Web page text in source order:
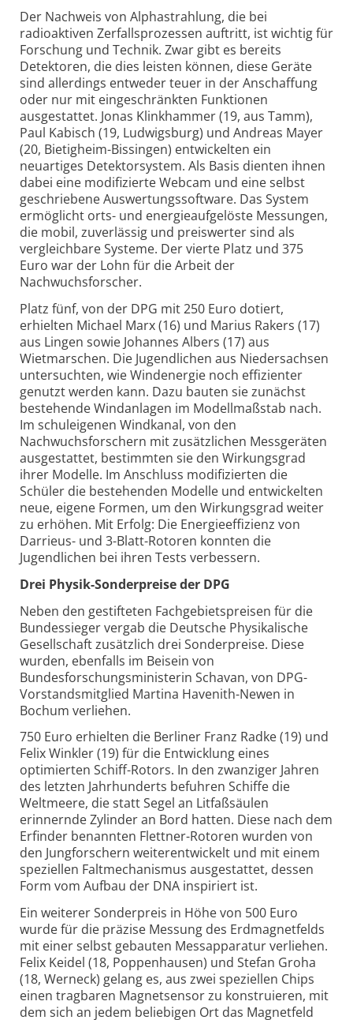
Der Nachweis von Alphastrahlung, die bei
radioaktiven Zerfallsprozessen auftritt, ist wichtig für
Forschung und Technik. Zwar gibt es bereits
Detektoren, die dies leisten können, diese Geräte
sind allerdings entweder teuer in der Anschaffung
oder nur mit eingeschränkten Funktionen
ausgestattet. Jonas Klinkhammer (19, aus Tamm),
Paul Kabisch (19, Ludwigsburg) und Andreas Mayer
(20, Bietigheim-Bissingen) entwickelten ein
neuartiges Detektorsystem. Als Basis dienten ihnen
dabei eine modifizierte Webcam und eine selbst
geschriebene Auswertungssoftware. Das System
ermöglicht orts- und energieaufgelöste Messungen,
die mobil, zuverlässig und preiswerter sind als
vergleichbare Systeme. Der vierte Platz und 375
Euro war der Lohn für die Arbeit der
Nachwuchsforscher.
Platz fünf, von der DPG mit 250 Euro dotiert,
erhielten Michael Marx (16) und Marius Rakers (17)
aus Lingen sowie Johannes Albers (17) aus
Wietmarschen. Die Jugendlichen aus Niedersachsen
untersuchten, wie Windenergie noch effizienter
genutzt werden kann. Dazu bauten sie zunächst
bestehende Windanlagen im Modellmaßstab nach.
Im schuleigenen Windkanal, von den
Nachwuchsforschern mit zusätzlichen Messgeräten
ausgestattet, bestimmten sie den Wirkungsgrad
ihrer Modelle. Im Anschluss modifizierten die
Schüler die bestehenden Modelle und entwickelten
neue, eigene Formen, um den Wirkungsgrad weiter
zu erhöhen. Mit Erfolg: Die Energieeffizienz von
Darrieus- und 3-Blatt-Rotoren konnten die
Jugendlichen bei ihren Tests verbessern.
Drei Physik-Sonderpreise der DPG
Neben den gestifteten Fachgebietspreisen für die
Bundessieger vergab die Deutsche Physikalische
Gesellschaft zusätzlich drei Sonderpreise. Diese
wurden, ebenfalls im Beisein von
Bundesforschungsministerin Schavan, von DPG-
Vorstandsmitglied Martina Havenith-Newen in
Bochum verliehen.
750 Euro erhielten die Berliner Franz Radke (19) und
Felix Winkler (19) für die Entwicklung eines
optimierten Schiff-Rotors. In den zwanziger Jahren
des letzten Jahrhunderts befuhren Schiffe die
Weltmeere, die statt Segel an Litfaßsäulen
erinnernde Zylinder an Bord hatten. Diese nach dem
Erfinder benannten Flettner-Rotoren wurden von
den Jungforschern weiterentwickelt und mit einem
speziellen Faltmechanismus ausgestattet, dessen
Form vom Aufbau der DNA inspiriert ist.
Ein weiterer Sonderpreis in Höhe von 500 Euro
wurde für die präzise Messung des Erdmagnetfelds
mit einer selbst gebauten Messapparatur verliehen.
Felix Keidel (18, Poppenhausen) und Stefan Groha
(18, Werneck) gelang es, aus zwei speziellen Chips
einen tragbaren Magnetsensor zu konstruieren, mit
dem sich an jedem beliebigen Ort das Magnetfeld